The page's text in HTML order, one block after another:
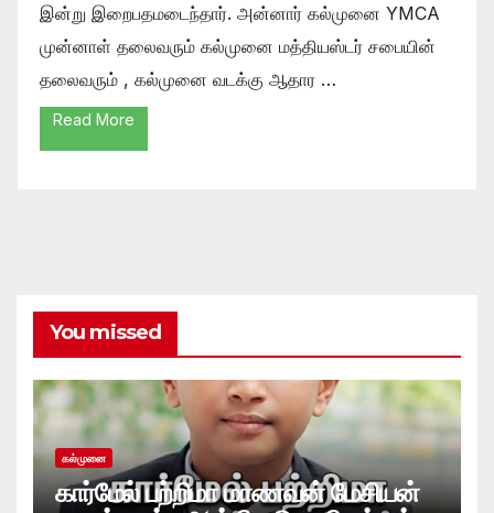
இன்று இறைபதமடைந்தார். அன்னார் கல்முனை YMCA
முன்னாள் தலைவரும் கல்முனை மத்தியஸ்டர் சபையின்
தலைவரும் , கல்முனை வடக்கு ஆதார …
Read More
You missed
கல்முனை
கார்மேல் பற்றிமா மாணவன் மேசியன்